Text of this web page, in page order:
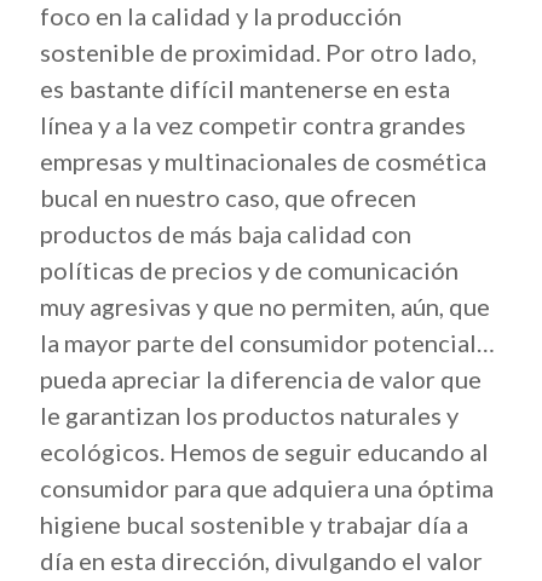
foco en la calidad y la producción
sostenible de proximidad. Por otro lado,
es bastante difícil mantenerse en esta
línea y a la vez competir contra grandes
empresas y multinacionales de cosmética
bucal en nuestro caso, que ofrecen
productos de más baja calidad con
políticas de precios y de comunicación
muy agresivas y que no permiten, aún, que
la mayor parte del consumidor potencial…
pueda apreciar la diferencia de valor que
le garantizan los productos naturales y
ecológicos. Hemos de seguir educando al
consumidor para que adquiera una óptima
higiene bucal sostenible y trabajar día a
día en esta dirección, divulgando el valor